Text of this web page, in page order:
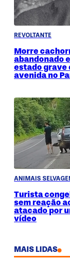
REVOLTANTE
Morre
abandonado
estado grave
avenida no
ANIMAIS
Turista
sem reação
atacado por
vídeo
MAIS LIDAS